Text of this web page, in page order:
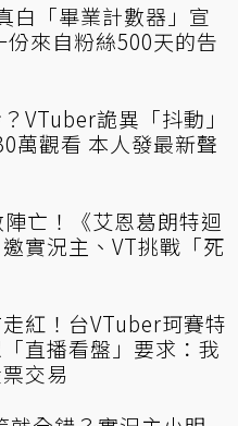
白「畢業計數器」宣
份來自粉絲500天的告
VTuber詭異「抖動」
萬觀看 本人發最新聲
亡！《艾恩葛朗特迴
實況主、VT挑戰「死
紅！台VTuber珂賽特
直播看盤」要求：我
交易